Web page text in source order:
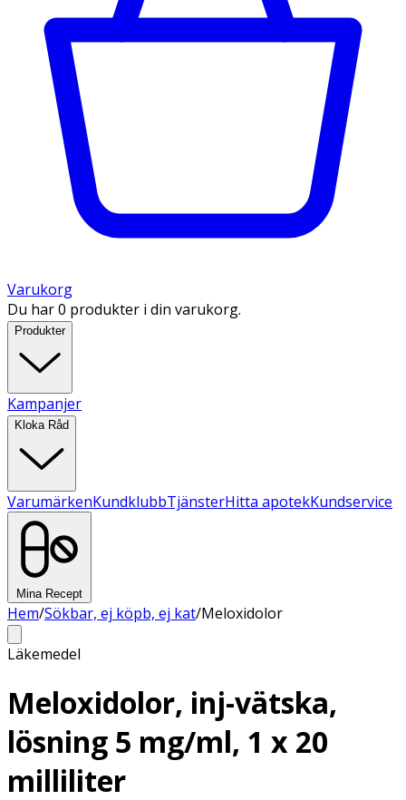
Varukorg
Du har 0 produkter i din varukorg.
Produkter
Kampanjer
Kloka Råd
VarumärkenKundklubbTjänsterHitta apotekKundservice
Mina Recept
Hem/Sökbar, ej köpb, ej kat/Meloxidolor
Läkemedel
Meloxidolor, inj-vätska,
lösning 5 mg/ml, 1 x 20
milliliter